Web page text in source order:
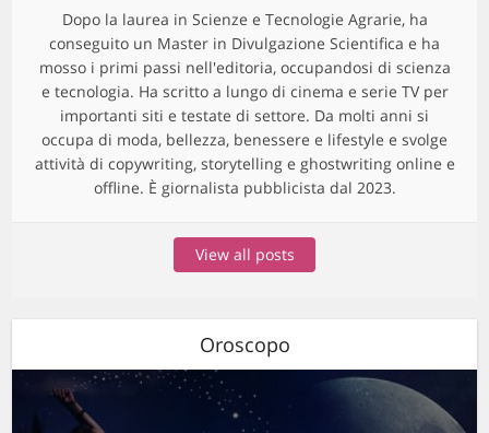
Dopo la laurea in Scienze e Tecnologie Agrarie, ha
conseguito un Master in Divulgazione Scientifica e ha
mosso i primi passi nell'editoria, occupandosi di scienza
e tecnologia. Ha scritto a lungo di cinema e serie TV per
importanti siti e testate di settore. Da molti anni si
occupa di moda, bellezza, benessere e lifestyle e svolge
attività di copywriting, storytelling e ghostwriting online e
offline. È giornalista pubblicista dal 2023.
View all posts
Oroscopo